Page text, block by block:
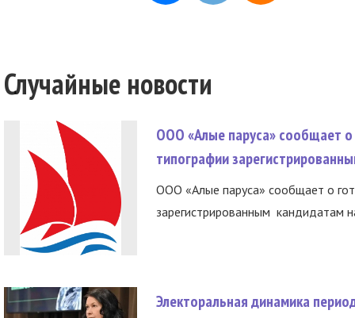
Случайные новости
ООО «Алые паруса» сообщает о
типографии
ООО «Алые паруса» сообщает о
зарегистрированным кандидатам
Электоральная динамика